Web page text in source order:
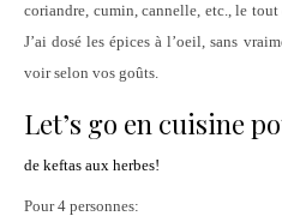
coriandre, cumin, cannelle, etc., le
J’ai dosé les épices à l’oeil, sans
voir selon vos goûts.
Let’s go en cuisine
de keftas aux herbes!
Pour 4 personnes: